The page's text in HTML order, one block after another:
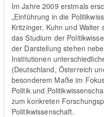
Im Jahre 2009 erstmals
„Einführung in die
Kritzinger, Kuhn und
das Studium der
der Darstellung stehen
Institutionen
(Deutschland, Österreich
besonderem Maße im
Politik und
zum konkreten
Politikwissenschaft.